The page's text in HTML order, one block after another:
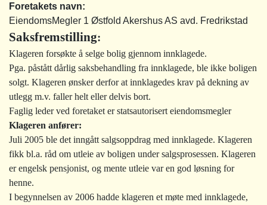
Foretakets navn:
EiendomsMegler 1 Østfold Akershus AS avd. Fredrikstad
Saksfremstilling:
Klageren forsøkte å selge bolig gjennom innklagede.
Pga. påstått dårlig saksbehandling fra innklagede, ble ikke boligen
solgt. Klageren ønsker derfor at innklagedes krav på dekning av
utlegg m.v. faller helt eller delvis bort.
Faglig leder ved foretaket er statsautorisert eiendomsmegler
Klageren anfører:
Juli 2005 ble det inngått salgsoppdrag med innklagede. Klageren
fikk bl.a. råd om utleie av boligen under salgsprosessen. Klageren
er engelsk pensjonist, og mente utleie var en god løsning for
henne.
I begynnelsen av 2006 hadde klageren et møte med innklagede,